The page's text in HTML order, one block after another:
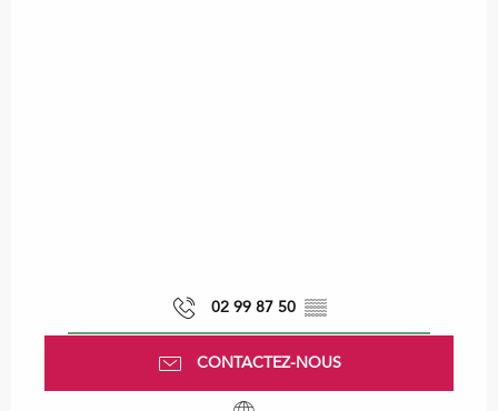
02 99 87 50 ▒▒
CONTACTEZ-NOUS